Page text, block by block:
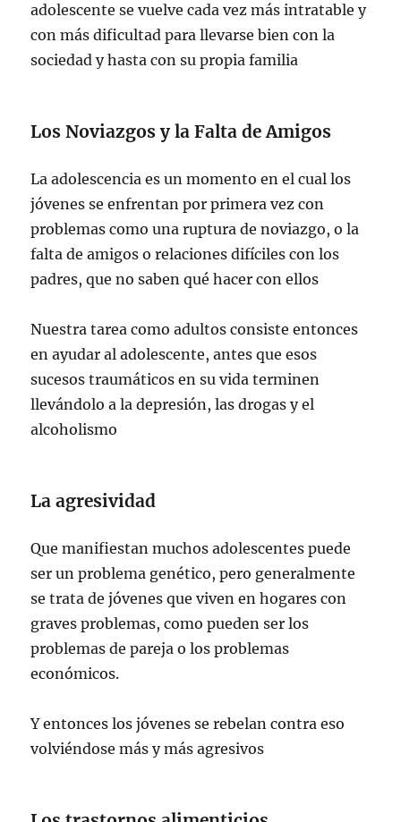
adolescente se vuelve cada vez más intratable y
con más dificultad para llevarse bien con la
sociedad y hasta con su propia familia
Los Noviazgos y la Falta de Amigos
La adolescencia es un momento en el cual los
jóvenes se enfrentan por primera vez con
problemas como una ruptura de noviazgo, o la
falta de amigos o relaciones difíciles con los
padres, que no saben qué hacer con ellos
Nuestra tarea como adultos consiste entonces
en ayudar al adolescente, antes que esos
sucesos traumáticos en su vida terminen
llevándolo a la depresión, las drogas y el
alcoholismo
La agresividad
Que manifiestan muchos adolescentes puede
ser un problema genético, pero generalmente
se trata de jóvenes que viven en hogares con
graves problemas, como pueden ser los
problemas de pareja o los problemas
económicos.
Y entonces los jóvenes se rebelan contra eso
volviéndose más y más agresivos